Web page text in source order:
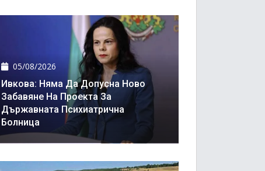
05/08/2026
Ивкова: Няма Да Допусна Ново
Забавяне На Проекта За
Държавната Психиатрична
Болница